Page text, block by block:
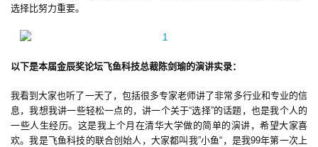
选择比努力重要。
以下是本届金辰奖论坛飞鱼科技总裁陈剑瑜的演讲实录：
我看到大家也听了一天了，包括很多专家老师讲了非常多行业和专业的信
息，我想我讲一些轻松一点的，讲一个关于“选择”的话题，也是我个人的
一些人生经历。这是我上个月在清华大学做的简单的演讲，希望大家喜
欢。我是飞鱼科技的联合创始人，大家都叫我”小鱼“，是我99年第一次上